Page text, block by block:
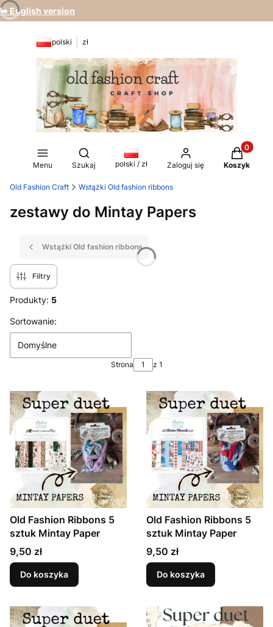
➡️ English version
polski zł
Menu
Otwórz wyszukiwarkę
Szukaj polski / zł Zaloguj się
Produkty
Koszyk
Old Fashion Craft Wstążki Old fashion ribbons
zestawy do Mintay Papers
Wstążki Old fashion ribbons
Filtry
Produkty: 5
Lista produktów
Sortowanie:
Domyślne
Strona z 1
Old Fashion Ribbons 5
sztuk Mintay Paper
Cena
9,50 zł
Do koszyka
Old Fashion Ribbons 5
sztuk Mintay Paper
Cena
9,50 zł
Do koszyka